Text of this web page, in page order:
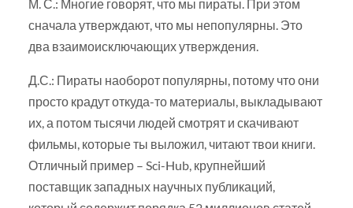
М. С.: Многие говорят, что мы пираты. При этом
сначала утверждают, что мы непопулярны. Это
два взаимоисключающих утверждения.
Д.С.: Пираты наоборот популярны, потому что они
просто крадут откуда-то материалы, выкладывают
их, а потом тысячи людей смотрят и скачивают
фильмы, которые ты выложил, читают твои книги.
Отличный пример – Sci-Hub, крупнейший
поставщик западных научных публикаций,